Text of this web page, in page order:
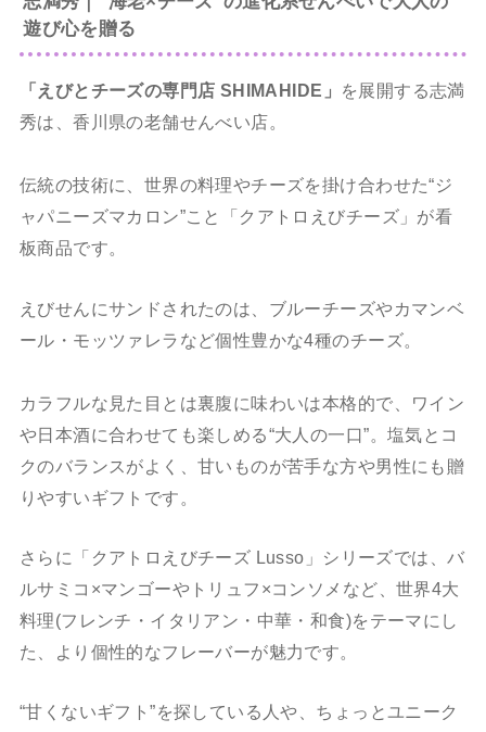
遊び心を贈る
「えびとチーズの専門店 SHIMAHIDE」
を展開する志満
秀は、香川県の老舗せんべい店。
伝統の技術に、世界の料理やチーズを掛け合わせた“ジ
ャパニーズマカロン”こと「クアトロえびチーズ」が看
板商品です。
えびせんにサンドされたのは、ブルーチーズやカマンベ
ール・モッツァレラなど個性豊かな4種のチーズ。
カラフルな見た目とは裏腹に味わいは本格的で、ワイン
や日本酒に合わせても楽しめる“大人の一口”。塩気とコ
クのバランスがよく、甘いものが苦手な方や男性にも贈
りやすいギフトです。
さらに「クアトロえびチーズ Lusso」シリーズでは、バ
ルサミコ×マンゴーやトリュフ×コンソメなど、世界4大
料理(フレンチ・イタリアン・中華・和食)をテーマにし
た、より個性的なフレーバーが魅力です。
“甘くないギフト”を探している人や、ちょっとユニーク